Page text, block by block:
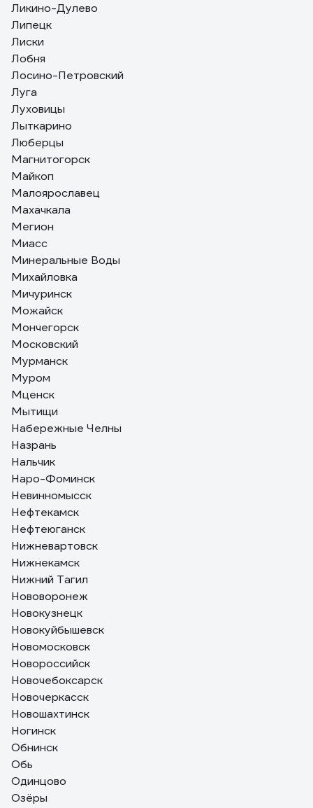
Ликино-Дулево
Липецк
Лиски
Лобня
Лосино-Петровский
Луга
Луховицы
Лыткарино
Люберцы
Магнитогорск
Майкоп
Малоярославец
Махачкала
Мегион
Миасс
Минеральные Воды
Михайловка
Мичуринск
Можайск
Мончегорск
Московский
Мурманск
Муром
Мценск
Мытищи
Набережные Челны
Назрань
Нальчик
Наро-Фоминск
Невинномысск
Нефтекамск
Нефтеюганск
Нижневартовск
Нижнекамск
Нижний Тагил
Нововоронеж
Новокузнецк
Новокуйбышевск
Новомосковск
Новороссийск
Новочебоксарск
Новочеркасск
Новошахтинск
Ногинск
Обнинск
Обь
Одинцово
Озёры